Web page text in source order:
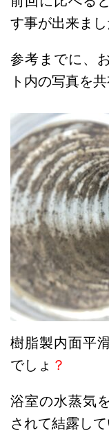
す事が出来まし
参考までに、
ト内の写真を共
樹脂製内面平
でしょ ？
浴室の水蒸気
されて結露して